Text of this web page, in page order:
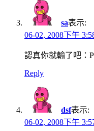
sa表示:
06-02, 2008下午
認真你就輸了吧：
Reply
dsf表示:
06-02, 2008下午